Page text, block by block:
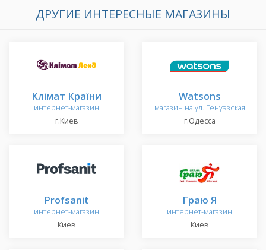
ДРУГИЕ ИНТЕРЕСНЫЕ МАГАЗИНЫ
Клімат Країни
интернет-магазин
г.Киев
Watsons
магазин на ул. Генуэзская
г.Одесса
Profsanit
интернет-магазин
Киев
Граю Я
интернет-магазин
Киев